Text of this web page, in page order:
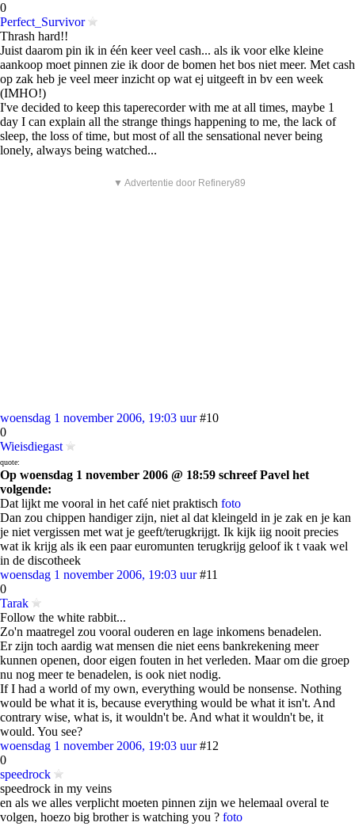
0
Perfect_Survivor
Thrash hard!!
Juist daarom pin ik in één keer veel cash... als ik voor elke kleine
aankoop moet pinnen zie ik door de bomen het bos niet meer. Met cash
op zak heb je veel meer inzicht op wat ej uitgeeft in bv een week
(IMHO!)
I've decided to keep this taperecorder with me at all times, maybe 1
day I can explain all the strange things happening to me, the lack of
sleep, the loss of time, but most of all the sensational never being
lonely, always being watched...
▼ Advertentie door Refinery89
woensdag 1 november 2006, 19:03 uur #10
0
Wieisdiegast
quote:
Op woensdag 1 november 2006 @ 18:59 schreef Pavel het
volgende:
Dat lijkt me vooral in het café niet praktisch foto
Dan zou chippen handiger zijn, niet al dat kleingeld in je zak en je kan
je niet vergissen met wat je geeft/terugkrijgt. Ik kijk iig nooit precies
wat ik krijg als ik een paar euromunten terugkrijg geloof ik t vaak wel
in de discotheek
woensdag 1 november 2006, 19:03 uur #11
0
Tarak
Follow the white rabbit...
Zo'n maatregel zou vooral ouderen en lage inkomens benadelen.
Er zijn toch aardig wat mensen die niet eens bankrekening meer
kunnen openen, door eigen fouten in het verleden. Maar om die groep
nu nog meer te benadelen, is ook niet nodig.
If I had a world of my own, everything would be nonsense. Nothing
would be what it is, because everything would be what it isn't. And
contrary wise, what is, it wouldn't be. And what it wouldn't be, it
would. You see?
woensdag 1 november 2006, 19:03 uur #12
0
speedrock
speedrock in my veins
en als we alles verplicht moeten pinnen zijn we helemaal overal te
volgen, hoezo big brother is watching you ? foto